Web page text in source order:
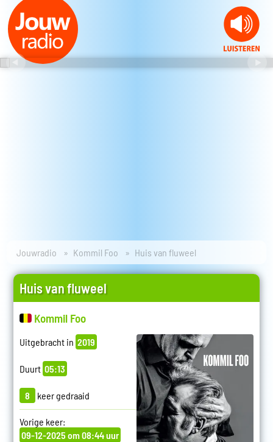
Jouwradio Kommil Foo Huis van fluweel
Huis van fluweel
Kommil Foo
Uitgebracht in 2019
Duurt 05:13
8 keer gedraaid
Vorige keer:
09-12-2025 om 08:44 uur